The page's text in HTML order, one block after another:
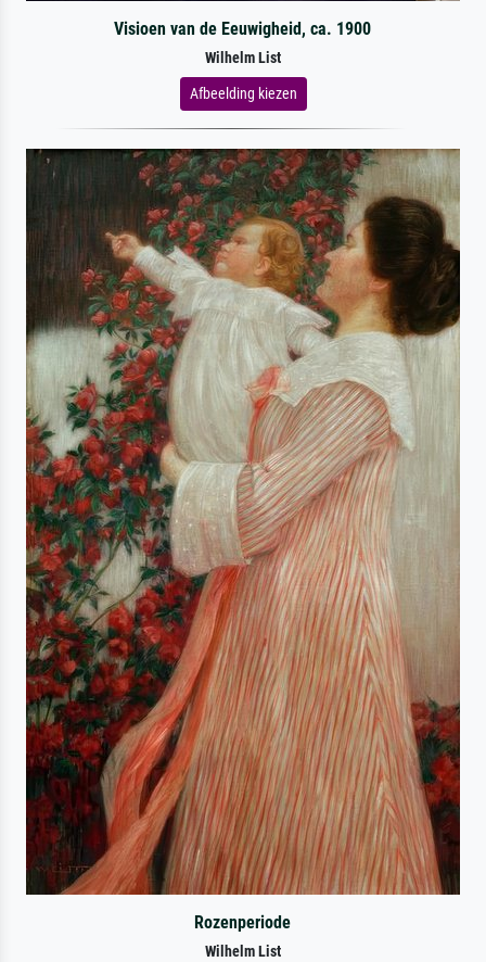
Visioen van de Eeuwigheid, ca. 1900
Wilhelm List
Afbeelding kiezen
Rozenperiode
Wilhelm List